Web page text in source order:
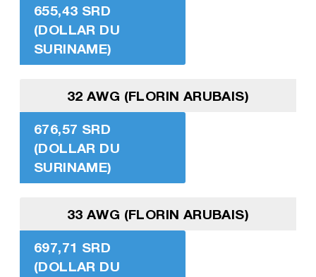
655,43 SRD
(DOLLAR DU
SURINAME)
32 AWG (FLORIN ARUBAIS)
676,57 SRD
(DOLLAR DU
SURINAME)
33 AWG (FLORIN ARUBAIS)
697,71 SRD
(DOLLAR DU